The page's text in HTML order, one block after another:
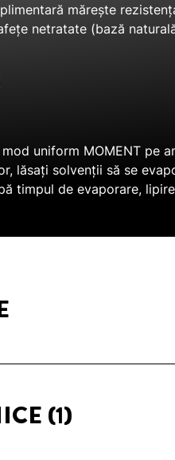
mărește
netratate (bază
uniform MOMENT pe
lăsați solvenții să se
timpul de evaporare,
(1)